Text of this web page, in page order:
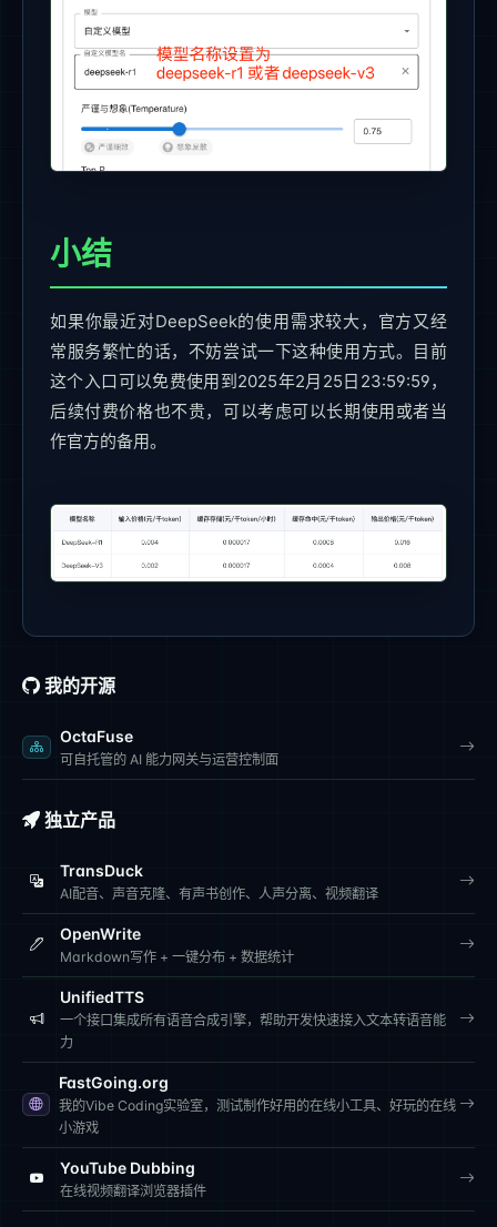
小结
如果你最近对DeepSeek的使用需求较大，官方又经
常服务繁忙的话，不妨尝试一下这种使用方式。目前
这个入口可以免费使用到2025年2月25日23:59:59，
后续付费价格也不贵，可以考虑可以长期使用或者当
作官方的备用。
我的开源
OctaFuse
可自托管的 AI 能力网关与运营控制面
独立产品
TransDuck
AI配音、声音克隆、有声书创作、人声分离、视频翻译
OpenWrite
Markdown写作 + 一键分布 + 数据统计
UnifiedTTS
一个接口集成所有语音合成引擎，帮助开发快速接入文本转语音能
力
FastGoing.org
我的Vibe Coding实验室，测试制作好用的在线小工具、好玩的在线
小游戏
YouTube Dubbing
在线视频翻译浏览器插件